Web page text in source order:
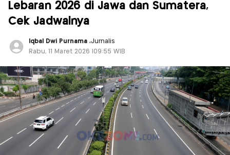
Lebaran 2026 di Jawa dan Sumatera,
Cek Jadwalnya
Iqbal Dwi Purnama ,Jurnalis
Rabu, 11 Maret 2026 |09:55 WIB